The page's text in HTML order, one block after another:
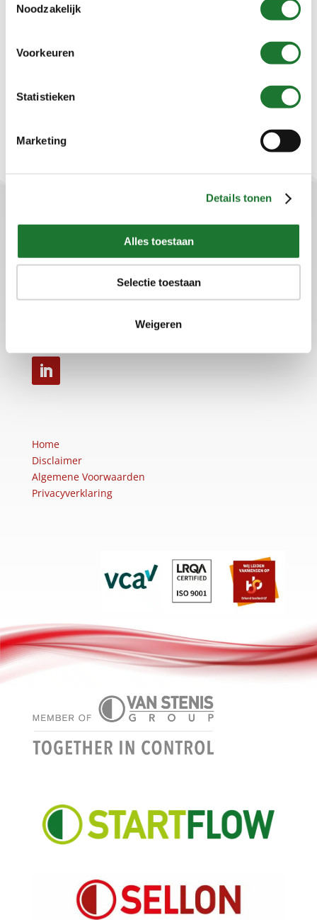
Noodzakelijk
Voorkeuren
Statistieken
Marketing
Details tonen
Alles toestaan
Selectie toestaan
Weigeren
selecteren
Sellon B.V.
Home
Disclaimer
Algemene Voorwaarden
Privacyverklaring